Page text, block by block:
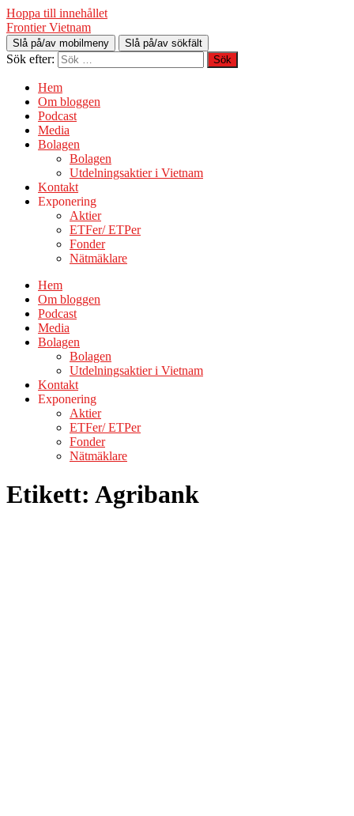
Hoppa till innehållet
Frontier Vietnam
Slå på/av mobilmeny Slå på/av sökfält
Sök efter:
Hem
Om bloggen
Podcast
Media
Bolagen
Bolagen
Utdelningsaktier i Vietnam
Kontakt
Exponering
Aktier
ETFer/ ETPer
Fonder
Nätmäklare
Hem
Om bloggen
Podcast
Media
Bolagen
Bolagen
Utdelningsaktier i Vietnam
Kontakt
Exponering
Aktier
ETFer/ ETPer
Fonder
Nätmäklare
Etikett: Agribank